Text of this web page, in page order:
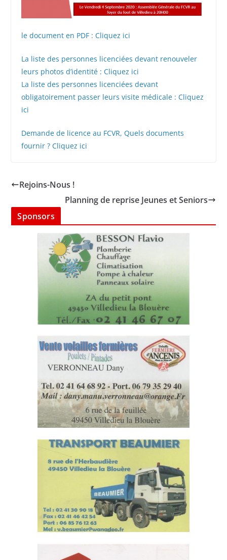
le document en PDF : Cliquez ici
La liste des personnes licenciées devant renouveler
leurs photos d’identité : Cliquez ici
La liste des personnes licenciées devant
obligatoirement passer leurs visite médicale : Cliquez
ici
Demande de licence au FCVR, Quels documents
fournir ? Cliquez ici
Rejoins-Nous !
Planning de reprise Jeunes et Seniors
Sponsors